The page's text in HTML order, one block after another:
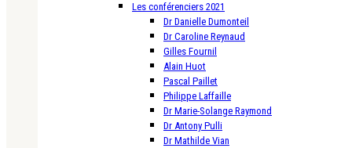
Les conférenciers 2021
Dr Danielle Dumonteil
Dr Caroline Reynaud
Gilles Fournil
Alain Huot
Pascal Paillet
Philippe Laffaille
Dr Marie-Solange Raymond
Dr Antony Pulli
Dr Mathilde Vian